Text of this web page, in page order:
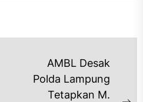
AMBL Desak
Polda Lampung
Tetapkan M.